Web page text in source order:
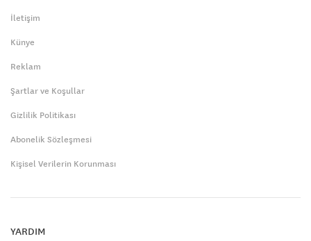
İletişim
Künye
Reklam
Şartlar ve Koşullar
Gizlilik Politikası
Abonelik Sözleşmesi
Kişisel Verilerin Korunması
YARDIM